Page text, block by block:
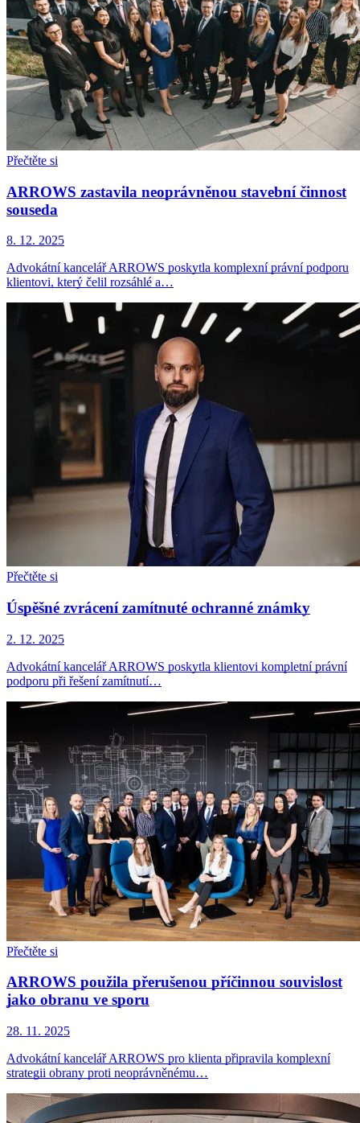
Přečtěte si
ARROWS zastavila neoprávněnou stavební činnost
souseda
8. 12. 2025
Advokátní kancelář ARROWS poskytla komplexní právní podporu
klientovi, který čelil rozsáhlé a…
Přečtěte si
Úspěšné zvrácení zamítnuté ochranné známky
2. 12. 2025
Advokátní kancelář ARROWS poskytla klientovi kompletní právní
podporu při řešení zamítnutí…
Přečtěte si
ARROWS použila přerušenou příčinnou souvislost
jako obranu ve sporu
28. 11. 2025
Advokátní kancelář ARROWS pro klienta připravila komplexní
strategii obrany proti neoprávněnému…